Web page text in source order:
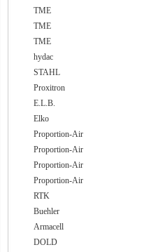
TME
TME
TME
hydac
STAHL
Proxitron
E.L.B.
Elko
Proportion-Air
Proportion-Air
Proportion-Air
Proportion-Air
RTK
Buehler
Armacell
DOLD